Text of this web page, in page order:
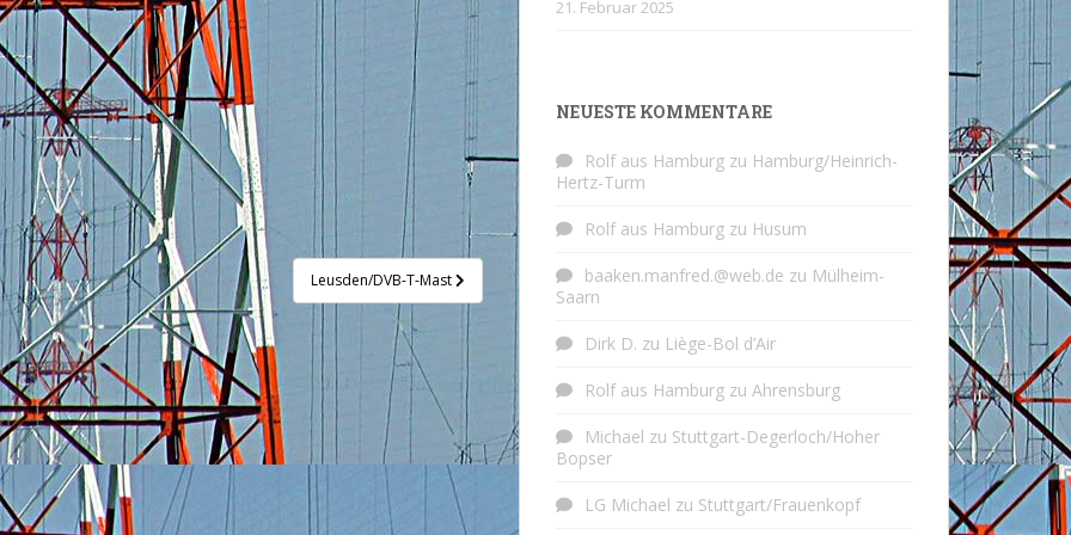
Leusden/DVB-T-Mast
21. Februar 2025
NEUESTE KOMMENTARE
Rolf aus Hamburg zu Hamburg/Heinrich-
Hertz-Turm
Rolf aus Hamburg zu Husum
baaken.manfred.@web.de zu Mülheim-
Saarn
Dirk D. zu Liège-Bol d’Air
Rolf aus Hamburg zu Ahrensburg
Michael zu Stuttgart-Degerloch/Hoher
Bopser
LG Michael zu Stuttgart/Frauenkopf